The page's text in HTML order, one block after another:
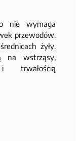
nie wymaga
przewodów.
żyły.
na wstrząsy,
i trwałością